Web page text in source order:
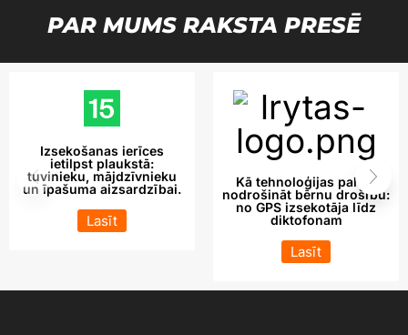
PAR MUMS RAKSTA PRESĒ
Izsekošanas ierīces
ietilpst plaukstā:
tuvinieku, mājdzīvnieku
un īpašuma aizsardzībai.
Lasīt
Kā tehnoloģijas palīdz
nodrošināt bērnu drošību:
no GPS izsekotāja līdz
diktofonam
Lasīt